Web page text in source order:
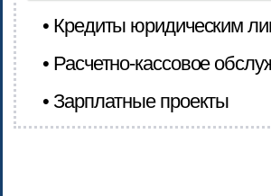
• Кредиты юридическим
• Расчетно-кассовое
• Зарплатные проекты